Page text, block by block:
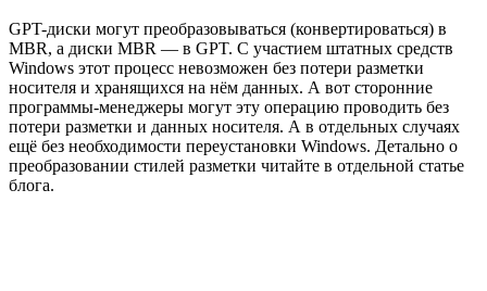
GPT-диски могут преобразовываться (конвертироваться) в
MBR, а диски MBR — в GPT. С участием штатных средств
Windows этот процесс невозможен без потери разметки
носителя и хранящихся на нём данных. А вот сторонние
программы-менеджеры могут эту операцию проводить без
потери разметки и данных носителя. А в отдельных случаях
ещё без необходимости переустановки Windows. Детально о
преобразовании стилей разметки читайте в отдельной статье
блога.